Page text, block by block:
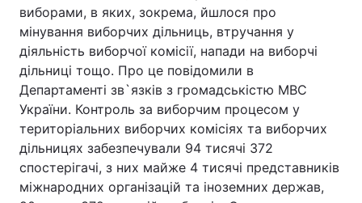
виборами, в яких, зокрема, йшлося про
мінування виборчих дільниць, втручання у
діяльність виборчої комісії, напади на виборчі
дільниці тощо. Про це повідомили в
Департаменті зв`язків з громадськістю МВС
України. Контроль за виборчим процесом у
територіальних виборчих комісіях та виборчих
дільницях забезпечували 94 тисячі 372
спостерігачі, з них майже 4 тисячі представників
міжнародних організацій та іноземних держав,